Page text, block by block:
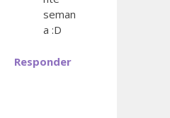
seman
a :D
Responder